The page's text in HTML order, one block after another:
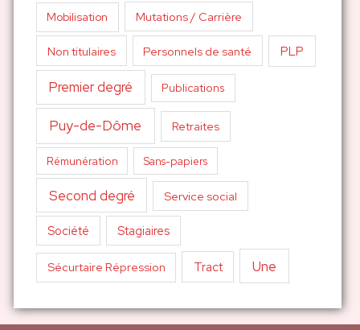
Mobilisation Mutations / Carrière
Non titulaires Personnels de santé PLP
Premier degré Publications
Puy-de-Dôme Retraites
Rémunération Sans-papiers
Second degré Service social
Société Stagiaires
Sécurtaire Répression Tract Une